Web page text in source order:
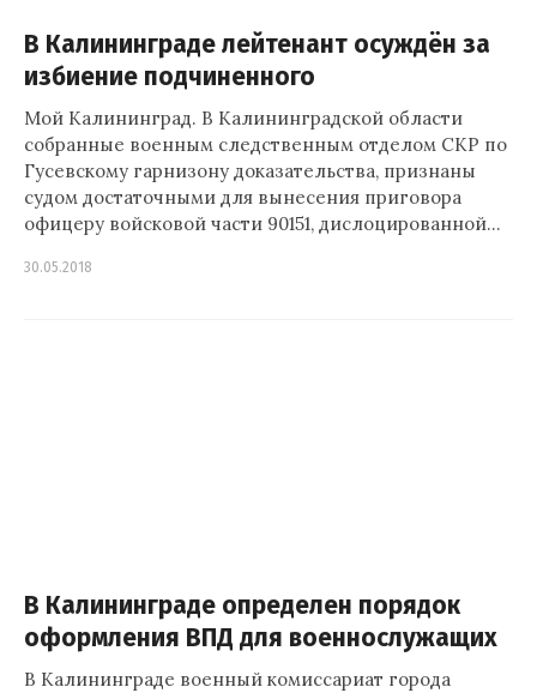
В Калининграде лейтенант осуждён за
избиение подчиненного
Мой Калининград. В Калининградской области
собранные военным следственным отделом СКР по
Гусевскому гарнизону доказательства, признаны
судом достаточными для вынесения приговора
офицеру войсковой части 90151, дислоцированной…
30.05.2018
В Калининграде определен порядок
оформления ВПД для военнослужащих
В Калининграде военный комиссариат города